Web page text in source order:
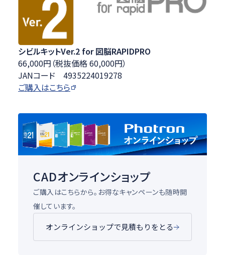
シビルキットVer.2 for 図脳RAPIDPRO
66,000円（税抜価格 60,000円）
JANコード 4935224019278
ご購入はこちら
CADオンラインショップ
ご購入はこちらから。お得なキャンペーンも随時開
催しています。
オンラインショップで見積もりをとる